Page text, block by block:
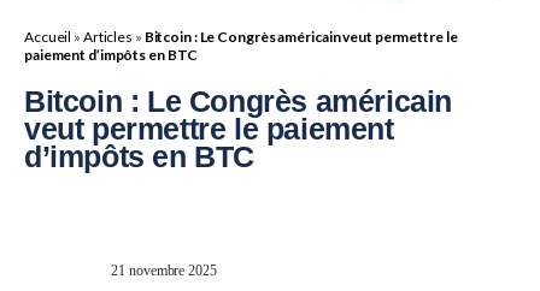
Accueil » Articles » Bitcoin : Le Congrès américain veut permettre le
paiement d’impôts en BTC
Bitcoin : Le Congrès américain
veut permettre le paiement
d’impôts en BTC
21 novembre 2025